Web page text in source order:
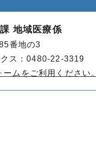
地域医療係
番地の3
ス：0480-22-3319
ムをご利用ください。